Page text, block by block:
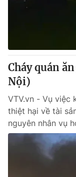
Tư vấn
Chuyên mục khác
Emagazine
Photo
Video
Cháy quán
Nội)
VTV.vn - Vụ việc
thiệt hại về tài
nguyên nhân vụ